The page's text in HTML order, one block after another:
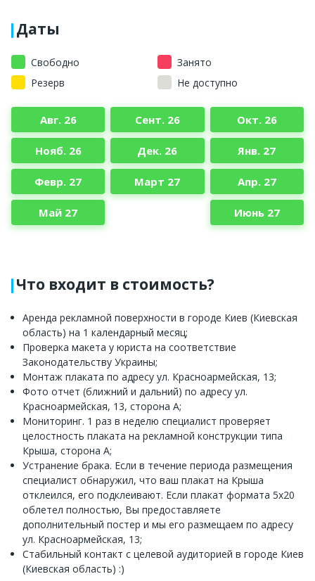
Даты
Свободно
Занято
Резерв
Не доступно
Авг. 26 Сент. 26 Окт. 26
Нояб. 26 Дек. 26 Янв. 27
Февр. 27 Март 27 Апр. 27
Май 27 Июнь 27
Что входит в стоимость?
Аренда рекламной поверхности в городе Киев (Киевская
область) на 1 календарный месяц;
Проверка макета у юриста на соответствие
Законодательству Украины;
Монтаж плаката по адресу ул. Красноармейская, 13;
Фото отчет (ближний и дальний) по адресу ул.
Красноармейская, 13, сторона А;
Мониторинг. 1 раз в неделю специалист проверяет
целостность плаката на рекламной конструкции типа
Крыша, сторона А;
Устранение брака. Если в течение периода размещения
специалист обнаружил, что ваш плакат на Крыша
отклеился, его подклеивают. Если плакат формата 5x20
облетел полностью, Вы предоставляете
дополнительный постер и мы его размещаем по адресу
ул. Красноармейская, 13;
Стабильный контакт с целевой аудиторией в городе Киев
(Киевская область) :)